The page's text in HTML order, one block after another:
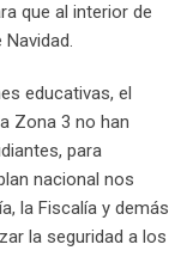
que al interior de
educativas, el
Zona 3 no han
para
nacional nos
la Fiscalía y demás
la seguridad a los